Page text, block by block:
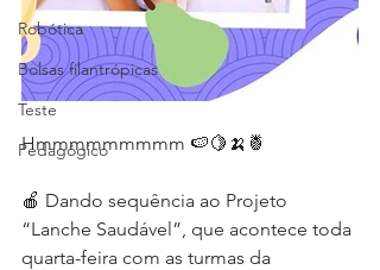
Robótica
Bolsas filantrópicas
Teste
Pedagógico
Hmmmmmmmmm 🍉🍋🍌🍍
🍎 Dando sequência ao Projeto
“Lanche Saudável”, que acontece toda
quarta-feira com as turmas da